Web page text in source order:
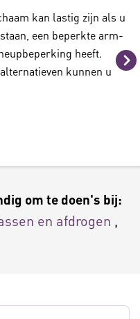
kan lastig zijn als u
een beperkte arm-
heeft.
kunnen u
om te doen's bij:
en afdrogen